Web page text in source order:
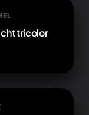
tricolor